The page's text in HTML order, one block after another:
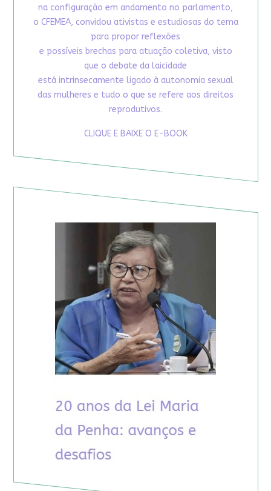
na configuração em andamento no parlamento,
o CFEMEA, convidou ativistas e estudiosas do tema
para propor reflexões
e possíveis brechas para atuação coletiva, visto
que o debate da laicidade
está intrinsecamente ligado à autonomia sexual
das mulheres e tudo o que se refere aos direitos
reprodutivos.
CLIQUE E BAIXE O E-BOOK